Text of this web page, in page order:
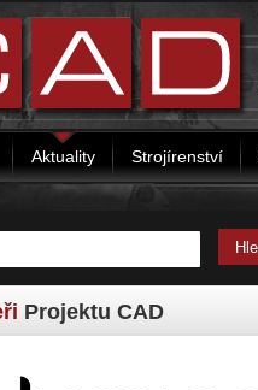
Aktuality Strojírenství
Projektu CAD